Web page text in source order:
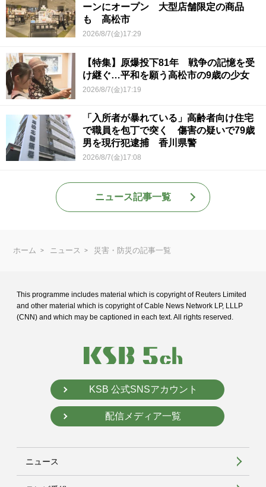
ーンにオープン 大型店舗限定の商品
も 高松市
2026/8/7(金)17:29
【特集】原爆投下81年 戦争の記憶を受
け継ぐ…平和を願う高松市の9歳の少女
2026/8/7(金)17:19
「入所者が暴れている」高齢者向け住宅
で職員を包丁で突く 傷害の疑いで79歳
男を現行犯逮捕 香川県警
2026/8/7(金)17:08
ニュース記事一覧
ホーム ニュース 災害・防災の記事一覧
This programme includes material which is copyright of Reuters Limited
and other material which is copyright of Cable News Network LP, LLLP
(CNN) and which may be captioned in each text. All rights reserved.
KSB 公式SNSアカウント
配信メディア一覧
ニュース